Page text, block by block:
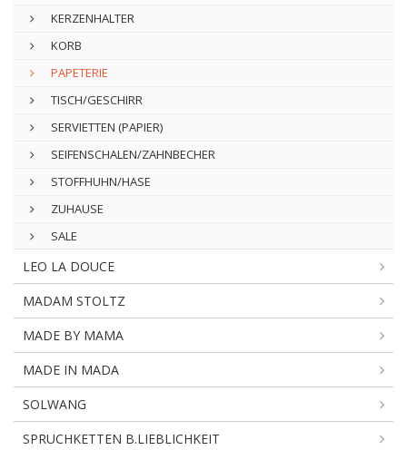
KERZENHALTER
KORB
PAPETERIE
TISCH/GESCHIRR
SERVIETTEN (PAPIER)
SEIFENSCHALEN/ZAHNBECHER
STOFFHUHN/HASE
ZUHAUSE
SALE
LEO LA DOUCE
MADAM STOLTZ
MADE BY MAMA
MADE IN MADA
SOLWANG
SPRUCHKETTEN B.LIEBLICHKEIT